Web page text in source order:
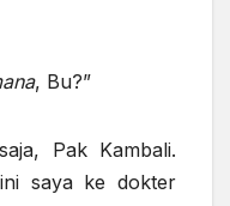
, Bu?”
Pak Kambali.
saya ke dokter